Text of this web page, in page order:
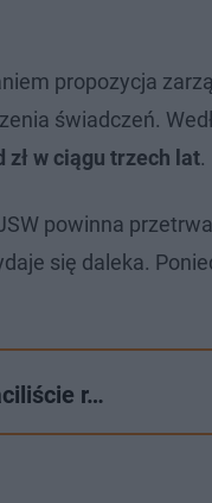
propozycja
świadczeń.
zł w ciągu trzech lat.
powinna
się daleka.
r…